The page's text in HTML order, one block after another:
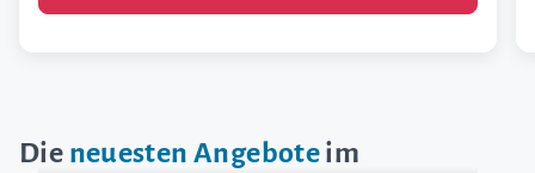
Die neuesten Angeboteim